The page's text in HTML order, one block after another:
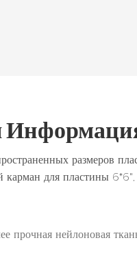
размеров
для пластины
прочная нейлоновая